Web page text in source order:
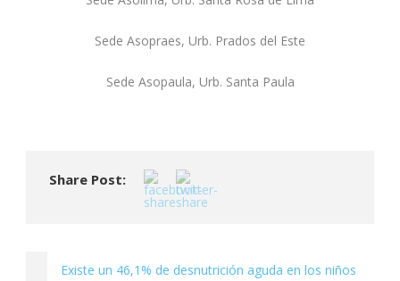
Sede Asopraes, Urb. Prados del Este
Sede Asopaula, Urb. Santa Paula
Share Post:
Existe un 46,1% de desnutrición aguda en los niños